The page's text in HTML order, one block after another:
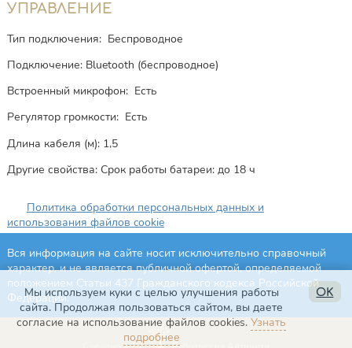
УПРАВЛЕНИЕ
Тип подключения: Беспроводное
Подключение: Bluetooth (беспроводное)
Встроенный микрофон: Есть
Регулятор громкости: Есть
Длина кабеля (м): 1,5
Другие свойства: Срок работы батареи: до 18 ч
Политика обработки персональных данных и
использования файлов cookie
Вся информация на сайте носит исключительно справочный
характер, и не является публичной офертой, определяемой
положением Статьи 437 Гражданского кодекса Российской
Федерации.
Мы используем куки с целью улучшения работы
сайта. Продолжая пользоваться сайтом, вы даете
согласие на использование файлов cookies.Узнать
подробнее
OK